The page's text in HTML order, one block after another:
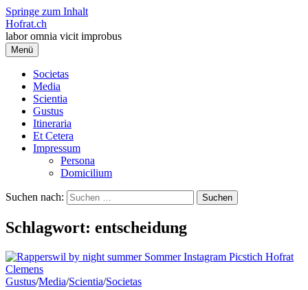
Springe zum Inhalt
Hofrat.ch
labor omnia vicit improbus
Menü
Societas
Media
Scientia
Gustus
Itineraria
Et Cetera
Impressum
Persona
Domicilium
Suchen nach:
Schlagwort: entscheidung
Gustus/Media/Scientia/Societas